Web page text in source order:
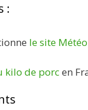
:
le site
kilo de porcen